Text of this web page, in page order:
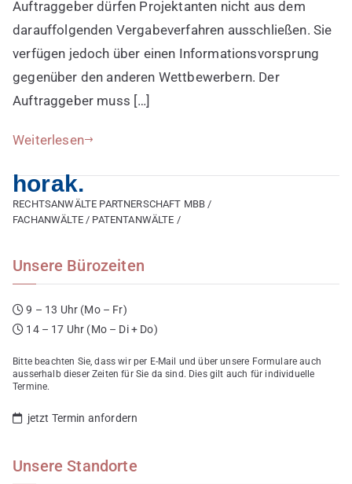
Auftraggeber dürfen Projektanten nicht aus dem
darauffolgenden Vergabeverfahren ausschließen. Sie
verfügen jedoch über einen Informationsvorsprung
gegenüber den anderen Wettbewerbern. Der
Auftraggeber muss […]
Weiterlesen
horak.
RECHTSANWÄLTE PARTNERSCHAFT MBB /
FACHANWÄLTE / PATENTANWÄLTE /
Unsere Bürozeiten
9 – 13 Uhr (Mo – Fr)
14 – 17 Uhr (Mo – Di + Do)
Bitte beachten Sie, dass wir per E-Mail und über unsere Formulare auch
ausserhalb dieser Zeiten für Sie da sind. Dies gilt auch für individuelle
Termine.
jetzt Termin anfordern
Unsere Standorte